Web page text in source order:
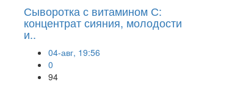
Сыворотка с витамином С:
концентрат сияния, молодости
и..
04-авг, 19:56
0
94